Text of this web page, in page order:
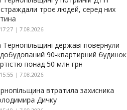
троє людей, серед них
17:27 | 7.08.2026
Тернопільщині державі повернули
90-квартирний будинок
понад 50 млн грн
15:55 | 7.08.2026
втратила захисника
Дичку